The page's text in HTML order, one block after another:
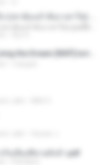
จเลี้ยงพี่ชายทั้งห้า.pdf